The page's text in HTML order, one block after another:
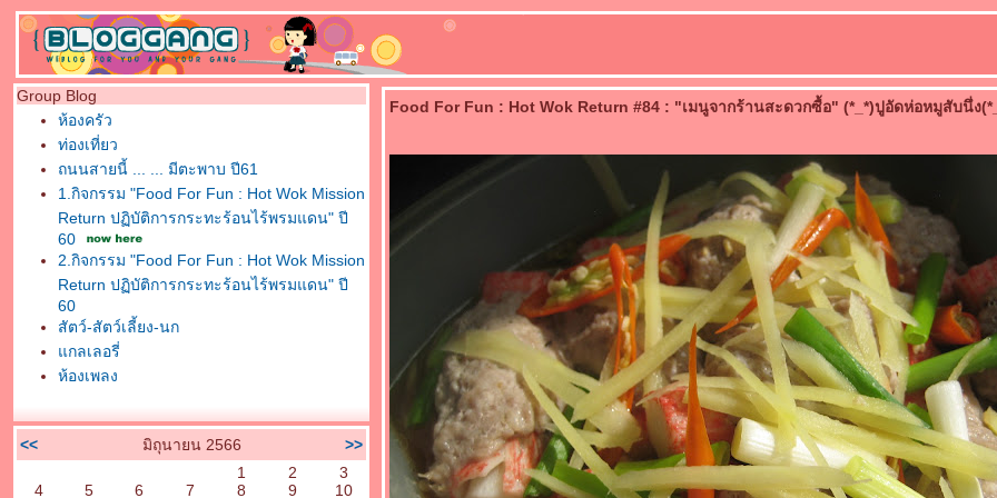
Group Blog
ห้องครัว
ท่องเที่ยว
ถนนสายนี้ ... ... มีตะพาบ ปี61
1.กิจกรรม "Food For Fun : Hot Wok Mission
Return ปฏิบัติการกระทะร้อนไร้พรมแดน" ปี
60
2.กิจกรรม "Food For Fun : Hot Wok Mission
Return ปฏิบัติการกระทะร้อนไร้พรมแดน" ปี
60
สัตว์-สัตว์เลี้ยง-นก
กลเลอรี่
ห้องเพลง
<< มิถุนายน 2566
>>
1
2
3
4
5 6 7 8 9 10
Food For Fun : Hot Wok Return #84 : "เมนูจากร้านสะดวกซื้อ" (*_*)ปูอัดห่อหมูสับนึ่ง